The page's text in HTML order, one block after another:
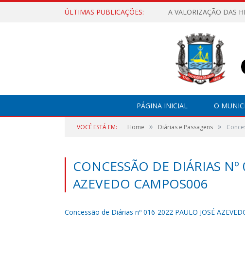
ÚLTIMAS PUBLICAÇÕES: A VALORIZAÇÃO DAS
PÁGINA INICIAL O
VOCÊ ESTÁ EM: Home » Diárias e Passagens »
CONCESSÃO DE DIÁRIAS
AZEVEDO CAMPOS006
Concessão de Diárias nº 016-2022 PAULO JOSÉ